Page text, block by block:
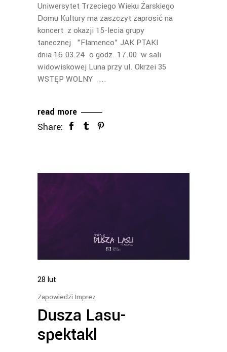
Uniwersytet Trzeciego Wieku Żarskiego
Domu Kultury ma zaszczyt zaprosić na
koncert z okazji 15-lecia grupy
tanecznej "Flamenco" JAK PTAKI
dnia 16.03.24 o godz. 17.00 w sali
widowiskowej Luna przy ul. Okrzei 35
WSTĘP WOLNY
read more
Share:
28 lut
Zapowiedzi Imprez
Dusza Lasu-
spektakl